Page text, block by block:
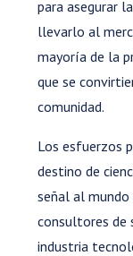
para asegurar
llevarlo al
mayoría de la
que se
comunidad.
Los esfuerzos
destino de
señal al
consultores de
industria